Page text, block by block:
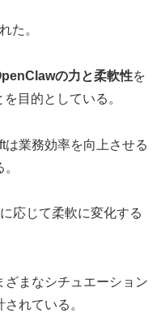
た。
の力と柔軟性を
目的としている。
業務効率を向上させる
応じて柔軟に変化する
ざまなシチュエーション
れている。